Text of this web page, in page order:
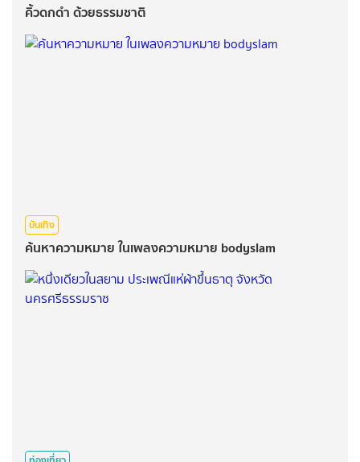
คิ้วดกดำ ด้วยธรรมชาติ
บันเทิง
ค้นหาความหมาย ในเพลงความหมาย bodyslam